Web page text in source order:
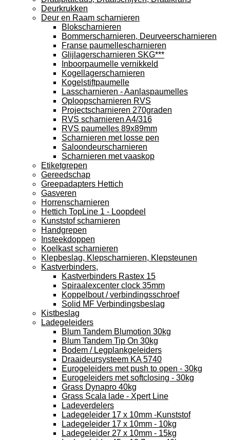
Deurkrukken
Deur en Raam scharnieren
Blokscharnieren
Bommerscharnieren, Deurveerscharnieren
Franse paumellescharnieren
Glijlagerscharnieren SKG***
Inboorpaumelle vernikkeld
Kogellagerscharnieren
Kogelstiftpaumelle
Lasscharnieren - Aanlaspaumelles
Oploopscharnieren RVS
Projectscharnieren 270graden
RVS scharnieren A4/316
RVS paumelles 89x89mm
Scharnieren met losse pen
Saloondeurscharnieren
Scharnieren met vaaskop
Etiketgrepen
Gereedschap
Greepadapters Hettich
Gasveren
Horrenscharnieren
Hettich TopLine 1 - Loopdeel
Kunststof scharnieren
Handgrepen
Insteekdoppen
Koelkast scharnieren
Klepbeslag, Klepscharnieren, Klepsteunen
Kastverbinders,
Kastverbinders Rastex 15
Spiraalexcenter clock 35mm
Koppelbout / verbindingsschroef
Solid MF Verbindingsbeslag
Kistbeslag
Ladegeleiders
Blum Tandem Blumotion 30kg
Blum Tandem Tip On 30kg
Bodem / Legplankgeleiders
Draaideursysteem KA 5740
Eurogeleiders met push to open - 30kg
Eurogeleiders met softclosing - 30kg
Grass Dynapro 40kg
Grass Scala lade - Xpert Line
Ladeverdelers
Ladegeleider 17 x 10mm -Kunststof
Ladegeleider 17 x 10mm - 10kg
Ladegeleider 27 x 10mm - 15kg